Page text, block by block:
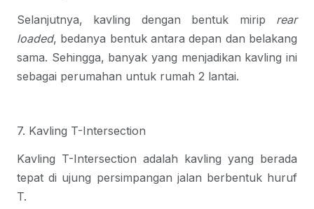
Selanjutnya, kavling dengan bentuk mirip rear
loaded, bedanya bentuk antara depan dan belakang
sama. Sehingga, banyak yang menjadikan kavling ini
sebagai perumahan untuk rumah 2 lantai.
7. Kavling T-Intersection
Kavling T-Intersection adalah kavling yang berada
tepat di ujung persimpangan jalan berbentuk huruf
T.